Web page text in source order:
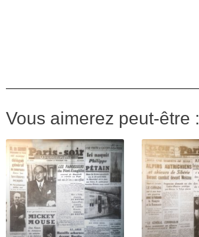
Vous aimerez peut-être :